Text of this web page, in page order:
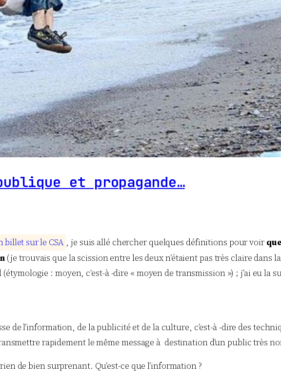
et propagande…
billet surle CSA , je suis allé chercher quelques définitions pour voir
(je trouvais que la scission entre les deux n’étaient pas très claire dans
: moyen, c’est-à -dire « moyen de transmission ») ; j’ai eu la
de l’information, de la publicité et de la culture, c’est-à -dire des
rapidement le même message à destination d’un public très
de bien surprenant. Qu’est-ce que l’information ?